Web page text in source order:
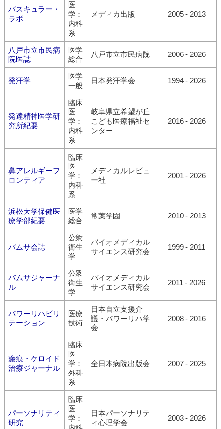
バスキュラー・
ラボ
医
学：
内科
系
メディカ出版 2005 - 2013
八戸市立市民病
院医誌
医学
総合
八戸市立市民病院 2006 - 2026
発汗学
医学
一般
日本発汗学会 1994 - 2026
発達精神医学研
究所紀要
臨床
医
学：
内科
系
岐阜県立希望が丘
こども医療福祉セ
ンター
2016 - 2026
鼻アレルギーフ
ロンティア
臨床
医
学：
内科
系
メディカルレビュ
ー社
2001 - 2026
浜松大学保健医
療学部紀要
医学
総合
常葉学園 2010 - 2013
バムサ会誌
公衆
衛生
学
バイオメディカル
サイエンス研究会
1999 - 2011
バムサジャーナ
ル
公衆
衛生
学
バイオメディカル
サイエンス研究会
2011 - 2026
パワーリハビリ
テーション
医療
技術
日本自立支援介
護・パワーリハ学
会
2008 - 2016
瘢痕・ケロイド
治療ジャーナル
臨床
医
学：
外科
系
全日本病院出版会 2007 - 2025
パーソナリティ
研究
臨床
医
学：
内科
日本パーソナリテ
ィ心理学会
2003 - 2026